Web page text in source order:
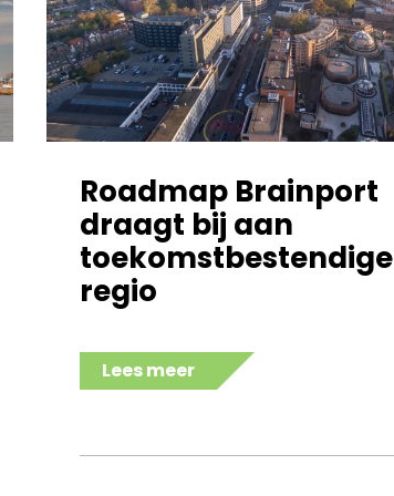
Roadmap Brainport
draagt bij aan
toekomstbestendige
regio
Lees meer